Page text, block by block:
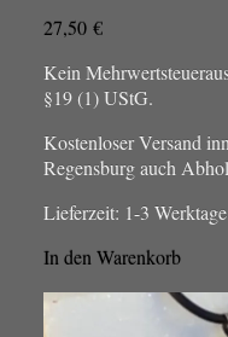
27,50 €
Kein
§19 (1) UStG.
Kostenloser Versand
Regensburg auch
Lieferzeit: 1-3 Werktage
In den Warenkorb